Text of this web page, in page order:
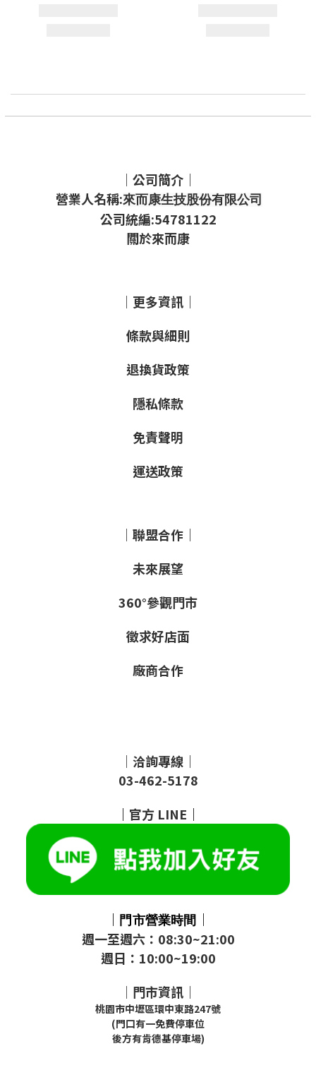
｜公司簡介｜
營業人名稱:來而康生技股份有限公司
公司統編:54781122
關於來而康
｜更多資訊｜
條款與細則
退換貨政策
隱私條款
免責聲明
運送政策
｜聯盟合作｜
未來展望
360°參觀門市
徵求好店面
廠商合作
｜洽詢專線｜
03-462-5178
｜ 官方 LINE ｜
｜ 門市營業時間 ｜
週一至週六：08:30~21:00
週日：10:00~19:00
｜門市資訊｜
桃園市中壢區環中東路247號
(門口有一免費停車位
後方有肯德基停車場)